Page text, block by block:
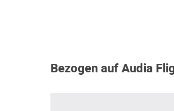
Bezogen auf Audia